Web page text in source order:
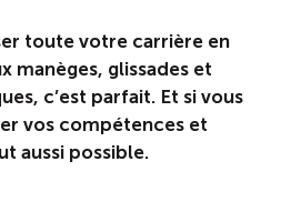
toute votre carrière en
manèges, glissades et
c’est parfait. Et si vous
vos compétences et
aussi possible.